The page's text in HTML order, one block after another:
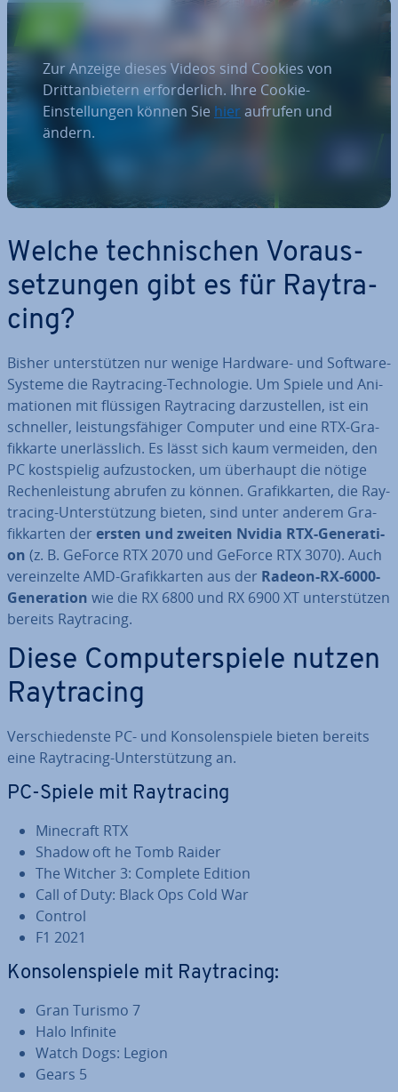
Zur Anzeige dieses Videos sind Cookies von
Drittanbietern erforderlich. Ihre Cookie-
Einstellungen können Sie hier aufrufen und
ändern.
Welche tech­ni­schen Vor­aus­
set­zun­gen gibt es für Ray­tra­
cing?
Bisher un­ter­stüt­zen nur wenige Hardware- und Software-
Systeme die Ray­tra­cing-Tech­no­lo­gie. Um Spiele und Ani­
ma­tio­nen mit flüssigen Ray­tra­cing dar­zu­stel­len, ist ein
schneller, leis­tungs­fä­hi­ger Computer und eine RTX-Gra­
fik­kar­te un­er­läss­lich. Es lässt sich kaum vermeiden, den
PC kost­spie­lig auf­zu­sto­cken, um überhaupt die nötige
Re­chen­leis­tung abrufen zu können. Gra­fik­kar­ten, die Ray­
tra­cing-Un­ter­stüt­zung bieten, sind unter anderem Gra­
fik­kar­ten der ersten und zweiten Nvidia RTX-Ge­ne­ra­ti­
on (z. B. GeForce RTX 2070 und GeForce RTX 3070). Auch
ver­ein­zel­te AMD-Gra­fik­kar­ten aus der Radeon-RX-6000-
Ge­ne­ra­ti­on wie die RX 6800 und RX 6900 XT un­ter­stüt­zen
bereits Ray­tra­cing.
Diese Com­pu­ter­spie­le nutzen
Ray­tra­cing
Ver­schie­dens­te PC- und Kon­so­len­spie­le bieten bereits
eine Ray­tra­cing-Un­ter­stüt­zung an.
PC-Spiele mit Ray­tra­cing
Minecraft RTX
Shadow oft he Tomb Raider
The Witcher 3: Complete Edition
Call of Duty: Black Ops Cold War
Control
F1 2021
Kon­so­len­spie­le mit Ray­tra­cing:
Gran Turismo 7
Halo Infinite
Watch Dogs: Legion
Gears 5